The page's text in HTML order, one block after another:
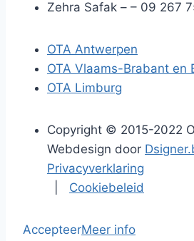
Zehra Safak – – 09 267
OTA Antwerpen
OTA Vlaams-Brabant en
OTA Limburg
Copyright © 2015-2022
Webdesign door
Privacyverklaring
Cookiebeleid
AccepteerMeer info